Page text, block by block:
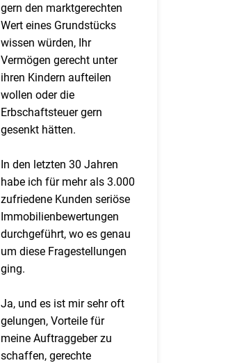
gern den marktgerechten
Wert eines Grundstücks
wissen würden, Ihr
Vermögen gerecht unter
ihren Kindern aufteilen
wollen oder die
Erbschaftsteuer gern
gesenkt hätten.
In den letzten 30 Jahren
habe ich für mehr als 3.000
zufriedene Kunden seriöse
Immobilienbewertungen
durchgeführt, wo es genau
um diese Fragestellungen
ging.
Ja, und es ist mir sehr oft
gelungen, Vorteile für
meine Auftraggeber zu
schaffen, gerechte